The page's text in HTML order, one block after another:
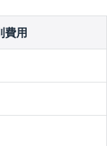
費用